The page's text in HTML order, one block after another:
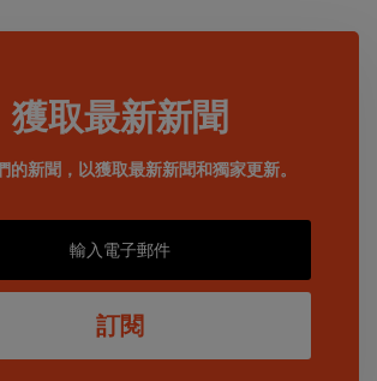
獲取最新新聞
的新聞，以獲取最新新聞和獨家更新。
訂閱